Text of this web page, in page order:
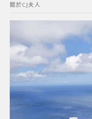
字:
關於CJ夫人